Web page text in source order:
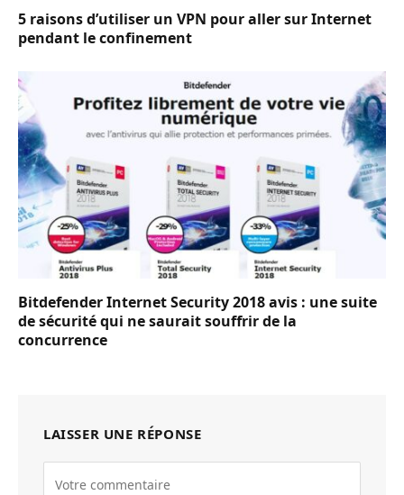
5 raisons d’utiliser un VPN pour aller sur Internet
pendant le confinement
Bitdefender Internet Security 2018 avis : une suite
de sécurité qui ne saurait souffrir de la
concurrence
LAISSER UNE RÉPONSE